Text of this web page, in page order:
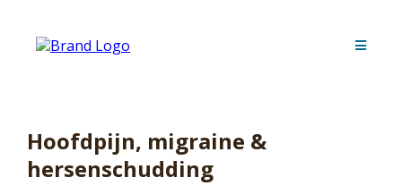
Hoofdpijn, migraine &
hersenschudding